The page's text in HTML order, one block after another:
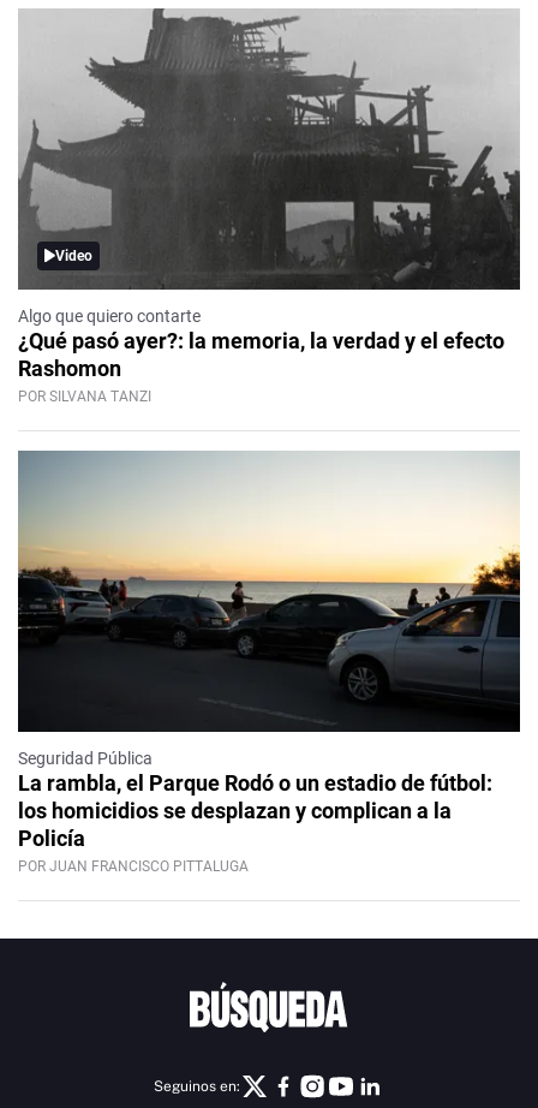
Video
Algo que quiero contarte
¿Qué pasó ayer?: la memoria, la verdad y el efecto
Rashomon
POR SILVANA TANZI
Seguridad Pública
La rambla, el Parque Rodó o un estadio de fútbol:
los homicidios se desplazan y complican a la
Policía
POR JUAN FRANCISCO PITTALUGA
Seguinos en: